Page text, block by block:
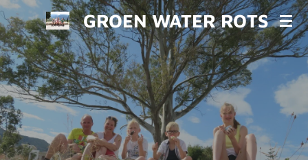
Ga
direct
naar
de
hoofdinhoud
GROEN WATER ROTS